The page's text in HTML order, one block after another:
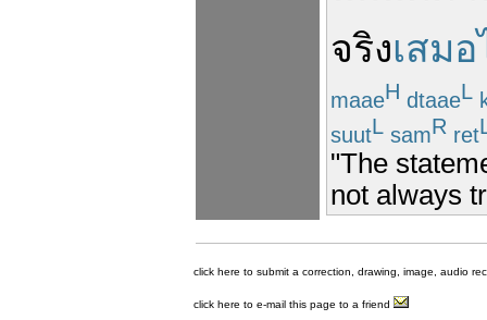
จริงเสม
maaeH dtaaeL
suutL samR ret
"The
not always
click here to submit a correction, drawing, image, audio
click here to e-mail this page to a friend